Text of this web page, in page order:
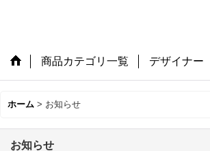
商品カテゴリ一覧 デザイナー
ホーム > お知らせ
お知らせ